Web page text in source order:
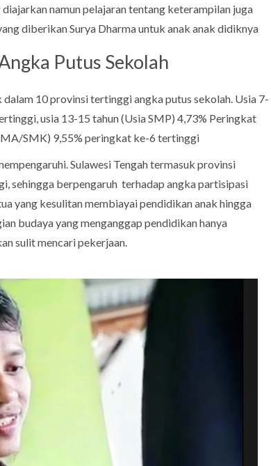
namun pelajaran tentang keterampilan juga
diberikan Surya Dharma untuk anak anak didiknya
Putus Sekolah
dalam 10 provinsi tertinggi angka putus sekolah. Usia 7-
usia 13-15 tahun (Usia SMP) 4,73% Peringkat
SMK) 9,55% peringkat ke-6 tertinggi
Sulawesi Tengah termasuk provinsi
sehingga berpengaruh terhadap angka partisipasi
yang kesulitan membiayai pendidikan anak hingga
budaya yang menganggap pendidikan hanya
sulit mencari pekerjaan.